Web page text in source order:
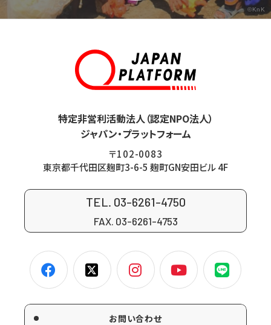
©KnK
特定非営利活動法人（認定NPO法人）
ジャパン・プラットフォーム
〒102-0083
東京都千代田区麹町3-6-5 麹町GN安田ビル 4F
TEL. 03-6261-4750
FAX. 03-6261-4753
お問い合わせ